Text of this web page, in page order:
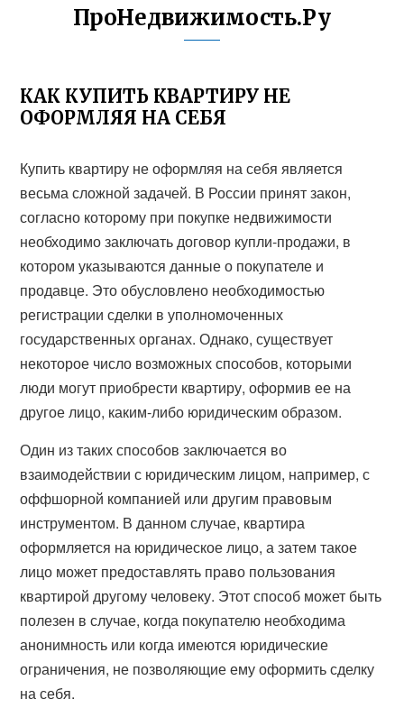
ПроНедвижимость.Ру
КАК КУПИТЬ КВАРТИРУ НЕ
ОФОРМЛЯЯ НА СЕБЯ
Купить квартиру не оформляя на себя является
весьма сложной задачей. В России принят закон,
согласно которому при покупке недвижимости
необходимо заключать договор купли-продажи, в
котором указываются данные о покупателе и
продавце. Это обусловлено необходимостью
регистрации сделки в уполномоченных
государственных органах. Однако, существует
некоторое число возможных способов, которыми
люди могут приобрести квартиру, оформив ее на
другое лицо, каким-либо юридическим образом.
Один из таких способов заключается во
взаимодействии с юридическим лицом, например, с
оффшорной компанией или другим правовым
инструментом. В данном случае, квартира
оформляется на юридическое лицо, а затем такое
лицо может предоставлять право пользования
квартирой другому человеку. Этот способ может быть
полезен в случае, когда покупателю необходима
анонимность или когда имеются юридические
ограничения, не позволяющие ему оформить сделку
на себя.